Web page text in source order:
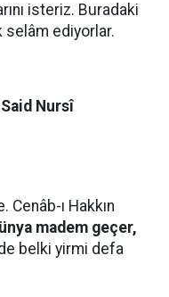
isteriz. Buradaki
selâm ediyorlar.
Nursî
ı Hakkın
madem geçer,
belki yirmi defa